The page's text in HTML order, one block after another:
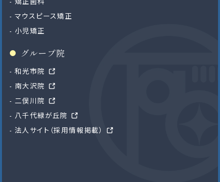
マウスピース矯正
小児矯正
グループ院
和光市院
南大沢院
二俣川院
八千代緑が丘院
法人サイト（採用情報掲載）